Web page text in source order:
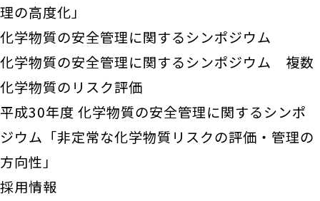
理の高度化」
化学物質の安全管理に関するシンポジウム
化学物質の安全管理に関するシンポジウム 複数
化学物質のリスク評価
平成30年度 化学物質の安全管理に関するシンポ
ジウム「非定常な化学物質リスクの評価・管理の
方向性」
採用情報